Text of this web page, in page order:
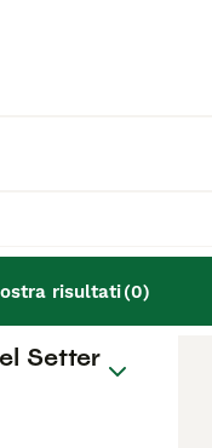
risultati(0)
posizione.
Setter